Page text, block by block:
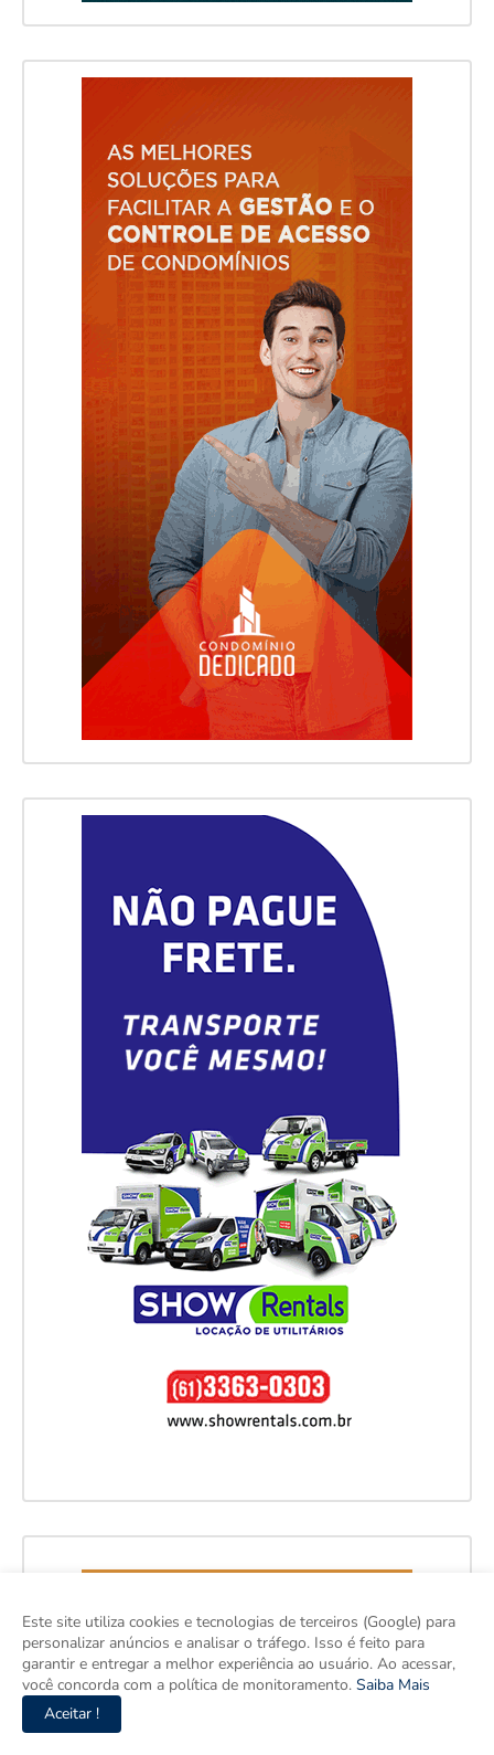
Este site utiliza cookies e tecnologias de terceiros (Google) para
personalizar anúncios e analisar o tráfego. Isso é feito para
garantir e entregar a melhor experiência ao usuário. Ao acessar,
você concorda com a política de monitoramento. Saiba Mais
Aceitar !